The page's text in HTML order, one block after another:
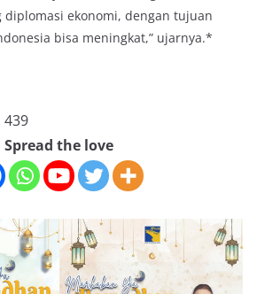
ekonomi, dengan tujuan
bisa meningkat,” ujarnya.*
439
Spread the love